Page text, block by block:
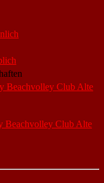
Beachvolley Club Alte
Beachvolley Club Alte